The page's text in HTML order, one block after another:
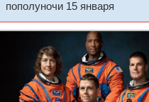
пополуночи 15 января